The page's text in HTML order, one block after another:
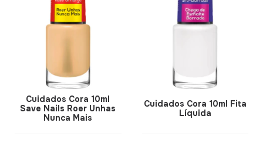
Cuidados Cora 10ml
Save Nails Roer Unhas
Nunca Mais
Cuidados Cora 10ml Fita
Líquida